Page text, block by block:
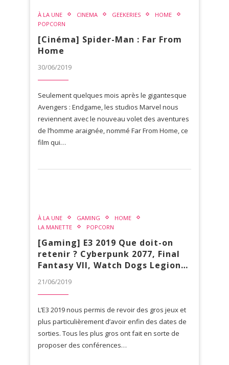
À LA UNE CINEMA GEEKERIES
HOME
POPCORN
[Cinéma] Spider-Man : Far From
Home
30/06/2019
Seulement quelques mois après le gigantesque
Avengers : Endgame, les studios Marvel nous
reviennent avec le nouveau volet des aventures
de l’homme araignée, nommé Far From Home, ce
film qui…
À LA UNE GAMING
HOME
LA MANETTE
POPCORN
[Gaming] E3 2019 Que doit-on
retenir ? Cyberpunk 2077, Final
Fantasy VII, Watch Dogs Legion…
21/06/2019
L’E3 2019 nous permis de revoir des gros jeux et
plus particulièrement d’avoir enfin des dates de
sorties. Tous les plus gros ont fait en sorte de
proposer des conférences…